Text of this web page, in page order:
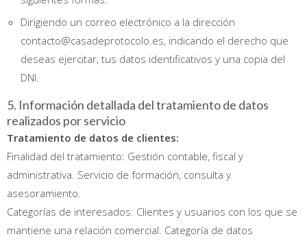
Dirigiendo un correo electrónico a la dirección
contacto@casadeprotocolo.es, indicando el derecho que
deseas ejercitar, tus datos identificativos y una copia del
DNI.
5. Información detallada del tratamiento de datos
realizados por servicio
Tratamiento de datos de clientes:
Finalidad del tratamiento: Gestión contable, fiscal y
administrativa. Servicio de formación, consulta y
asesoramiento.
Categorías de interesados: Clientes y usuarios con los que se
mantiene una relación comercial. Categoría de datos